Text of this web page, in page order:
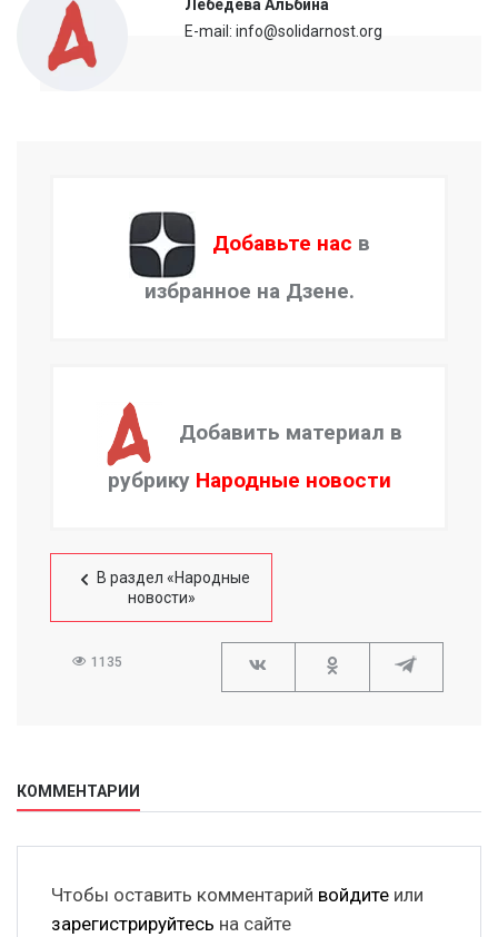
Лебедева Альбина
E-mail: info@solidarnost.org
Добавьте нас в
избранное на Дзене.
Добавить материал в
рубрику Народные новости
В раздел «Народные
новости»
1135
КОММЕНТАРИИ
Чтобы оставить комментарий войдите или
зарегистрируйтесь на сайте